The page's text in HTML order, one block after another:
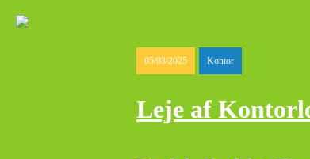
05/03/2025 Kontor
Leje af